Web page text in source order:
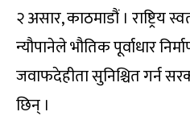
२ असार, काठमाडौं । राष्ट्रिय
न्यौपानेले भौतिक पूर्वाधार
जवाफदेहीता सुनिश्चित गर्न
छिन् ।